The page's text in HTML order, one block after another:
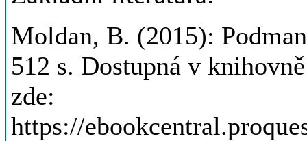
Moldan, B. (2015):
512 s. Dostupná v
zde:
https://